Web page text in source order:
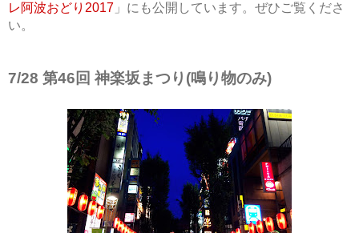
レ阿波おどり2017 」にも公開しています。ぜひご覧くださ
い。
7/28 第46回 神楽坂まつり(鳴り物のみ)